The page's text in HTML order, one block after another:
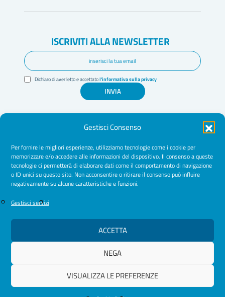
Gestisci Consenso
Per fornire le migliori esperienze, utilizziamo tecnologie come i cookie per
memorizzare e/o accedere alle informazioni del dispositivo. Il consenso a queste
tecnologie ci permetterà di elaborare dati come il comportamento di navigazione
o ID unici su questo sito. Non acconsentire o ritirare il consenso può influire
negativamente su alcune caratteristiche e funzioni.
Gestisci servizi
ACCETTA
NEGA
VISUALIZZA LE PREFERENZE
ISCRIVITI ALLA NEWSLETTER
Dichiaro di aver letto e accettatol'informativa sulla privacy
INVIA
© 2026 Ordine Psicologhe e Psicologi Puglia
Amministrazione Trasparente
Normative
Cookie Policy
Privacy Policy